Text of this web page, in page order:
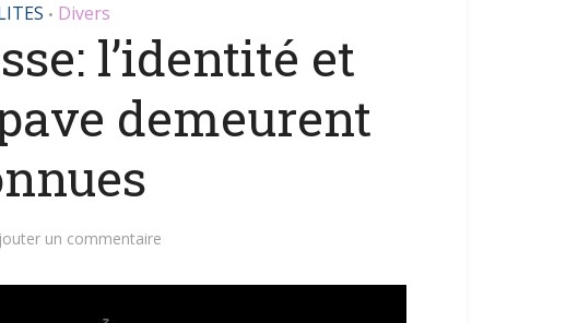
• Divers
l’identité et
demeurent
un commentaire